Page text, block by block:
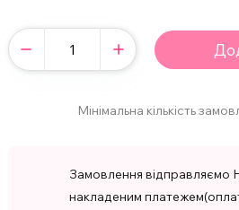
Мінімальна кількість
Замовлення
накладеним